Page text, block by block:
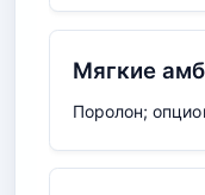
Мягкие
Поролон;